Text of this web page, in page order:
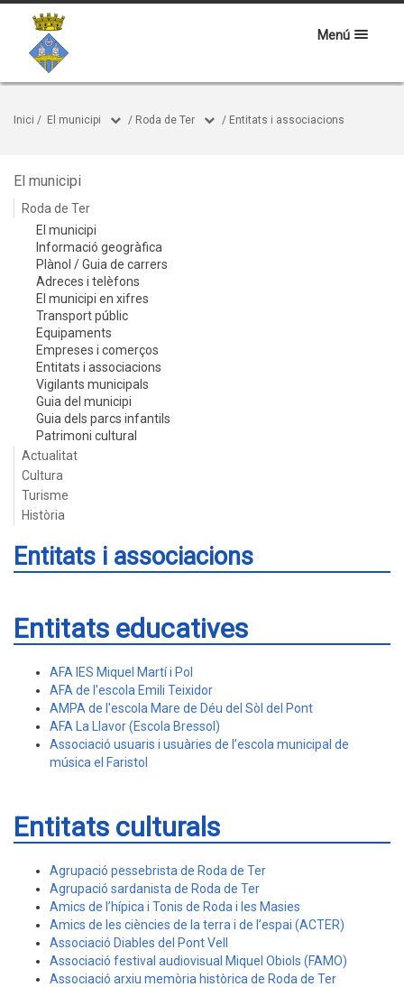
Menú
Inici / El municipi / Roda de Ter / Entitats i associacions
El municipi
Roda de Ter
El municipi
Informació geogràfica
Plànol / Guia de carrers
Adreces i telèfons
El municipi en xifres
Transport públic
Equipaments
Empreses i comerços
Entitats i associacions
Vigilants municipals
Guia del municipi
Guia dels parcs infantils
Patrimoni cultural
Actualitat
Cultura
Turisme
Història
Entitats i associacions
Entitats educatives
AFA IES Miquel Martí i Pol
AFA de l'escola Emili Teixidor
AMPA de l'escola Mare de Déu del Sòl del Pont
AFA La Llavor (Escola Bressol)
Associació usuaris i usuàries de l’escola municipal de
música el Faristol
Entitats culturals
Agrupació pessebrista de Roda de Ter
Agrupació sardanista de Roda de Ter
Amics de l’hípica i Tonis de Roda i les Masies
Amics de les ciències de la terra i de l’espai (ACTER)
Associació Diables del Pont Vell
Associació festival audiovisual Miquel Obiols (FAMO)
Associació arxiu memòria històrica de Roda de Ter